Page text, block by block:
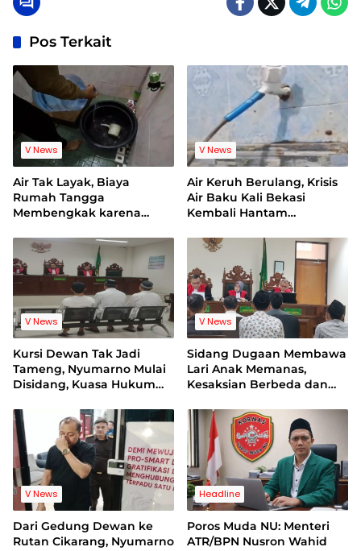
Pos Terkait
V News
Air Tak Layak, Biaya
Rumah Tangga
Membengkak karena
Bersih
V News
Air Keruh Berulang, Krisis
Air Baku Kali Bekasi
Kembali Hantam
V News
Kursi Dewan Tak Jadi
Tameng, Nyumarno Mulai
Disidang, Kuasa Hukum
Hukum Bebas Intervensi
V News
Sidang Dugaan Membawa
Lari Anak Memanas,
Kesaksian Berbeda dan
V News
Dari Gedung Dewan ke
Rutan Cikarang, Nyumarno
Headline
Poros Muda NU: Menteri
ATR/BPN Nusron Wahid